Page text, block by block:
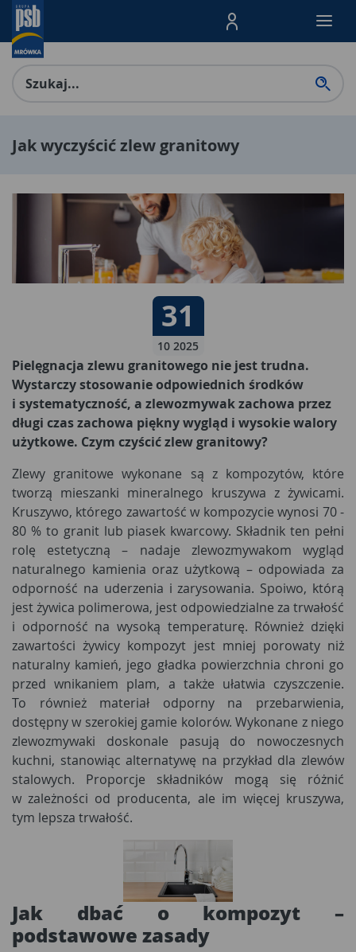
Menu Produktów,
Jak wyczyścić zlew granitowy
Data publikacji:
31
10 2025
Pielęgnacja zlewu granitowego nie jest trudna.
Wystarczy stosowanie odpowiednich środków
i systematyczność, a zlewozmywak zachowa przez
długi czas zachowa piękny wygląd i wysokie walory
użytkowe. Czym czyścić zlew granitowy?
Zlewy granitowe wykonane są z kompozytów, które
tworzą mieszanki mineralnego kruszywa z żywicami.
Kruszywo, którego zawartość w kompozycie wynosi 70 -
80 % to granit lub piasek kwarcowy. Składnik ten pełni
rolę estetyczną – nadaje zlewozmywakom wygląd
naturalnego kamienia oraz użytkową – odpowiada za
odporność na uderzenia i zarysowania. Spoiwo, którą
jest żywica polimerowa, jest odpowiedzialne za trwałość
i odporność na wysoką temperaturę. Również dzięki
zawartości żywicy kompozyt jest mniej porowaty niż
naturalny kamień, jego gładka powierzchnia chroni go
przed wnikaniem plam, a także ułatwia czyszczenie.
To również materiał odporny na przebarwienia,
dostępny w szerokiej gamie kolorów. Wykonane z niego
zlewozmywaki doskonale pasują do nowoczesnych
kuchni, stanowiąc alternatywę na przykład dla zlewów
stalowych. Proporcje składników mogą się różnić
w zależności od producenta, ale im więcej kruszywa,
tym lepsza trwałość.
Jak dbać o kompozyt –
podstawowe zasady